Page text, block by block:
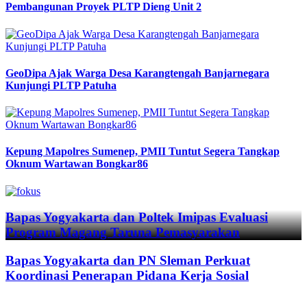
Pembangunan Proyek PLTP Dieng Unit 2
GeoDipa Ajak Warga Desa Karangtengah Banjarnegara
Kunjungi PLTP Patuha
Kepung Mapolres Sumenep, PMII Tuntut Segera Tangkap
Oknum Wartawan Bongkar86
Previous
Next
Bapas Yogyakarta dan Poltek Imipas Evaluasi
Program Magang Taruna Pemasyarakan
Bapas Yogyakarta dan PN Sleman Perkuat
Koordinasi Penerapan Pidana Kerja Sosial